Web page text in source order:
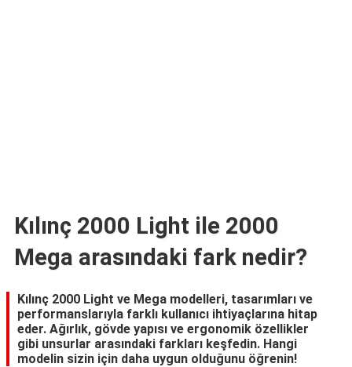
Kılınç 2000 Light ile 2000
Mega arasındaki fark nedir?
Kılınç 2000 Light ve Mega modelleri, tasarımları ve
performanslarıyla farklı kullanıcı ihtiyaçlarına hitap
eder. Ağırlık, gövde yapısı ve ergonomik özellikler
gibi unsurlar arasındaki farkları keşfedin. Hangi
modelin sizin için daha uygun olduğunu öğrenin!